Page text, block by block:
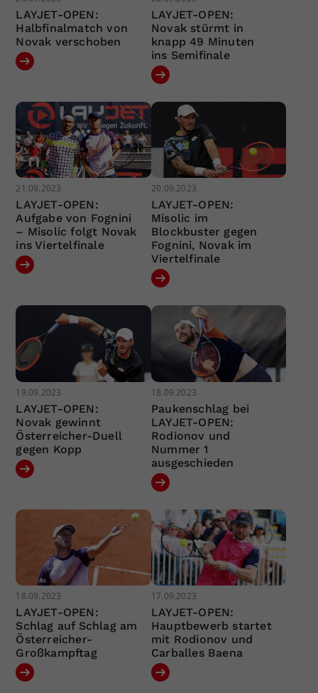
LAYJET-OPEN:
Halbfinalmatch von
Novak verschoben
LAYJET-OPEN:
Novak stürmt in
knapp 49 Minuten
ins Semifinale
21.09.2023
LAYJET-OPEN:
Aufgabe von Fognini
– Misolic folgt Novak
ins Viertelfinale
20.09.2023
LAYJET-OPEN:
Misolic im
Blockbuster gegen
Fognini, Novak im
Viertelfinale
19.09.2023
LAYJET-OPEN:
Novak gewinnt
Österreicher-Duell
gegen Kopp
18.09.2023
Paukenschlag bei
LAYJET-OPEN:
Rodionov und
Nummer 1
ausgeschieden
18.09.2023
LAYJET-OPEN:
Schlag auf Schlag am
Österreicher-
Großkampftag
17.09.2023
LAYJET-OPEN:
Hauptbewerb startet
mit Rodionov und
Carballes Baena